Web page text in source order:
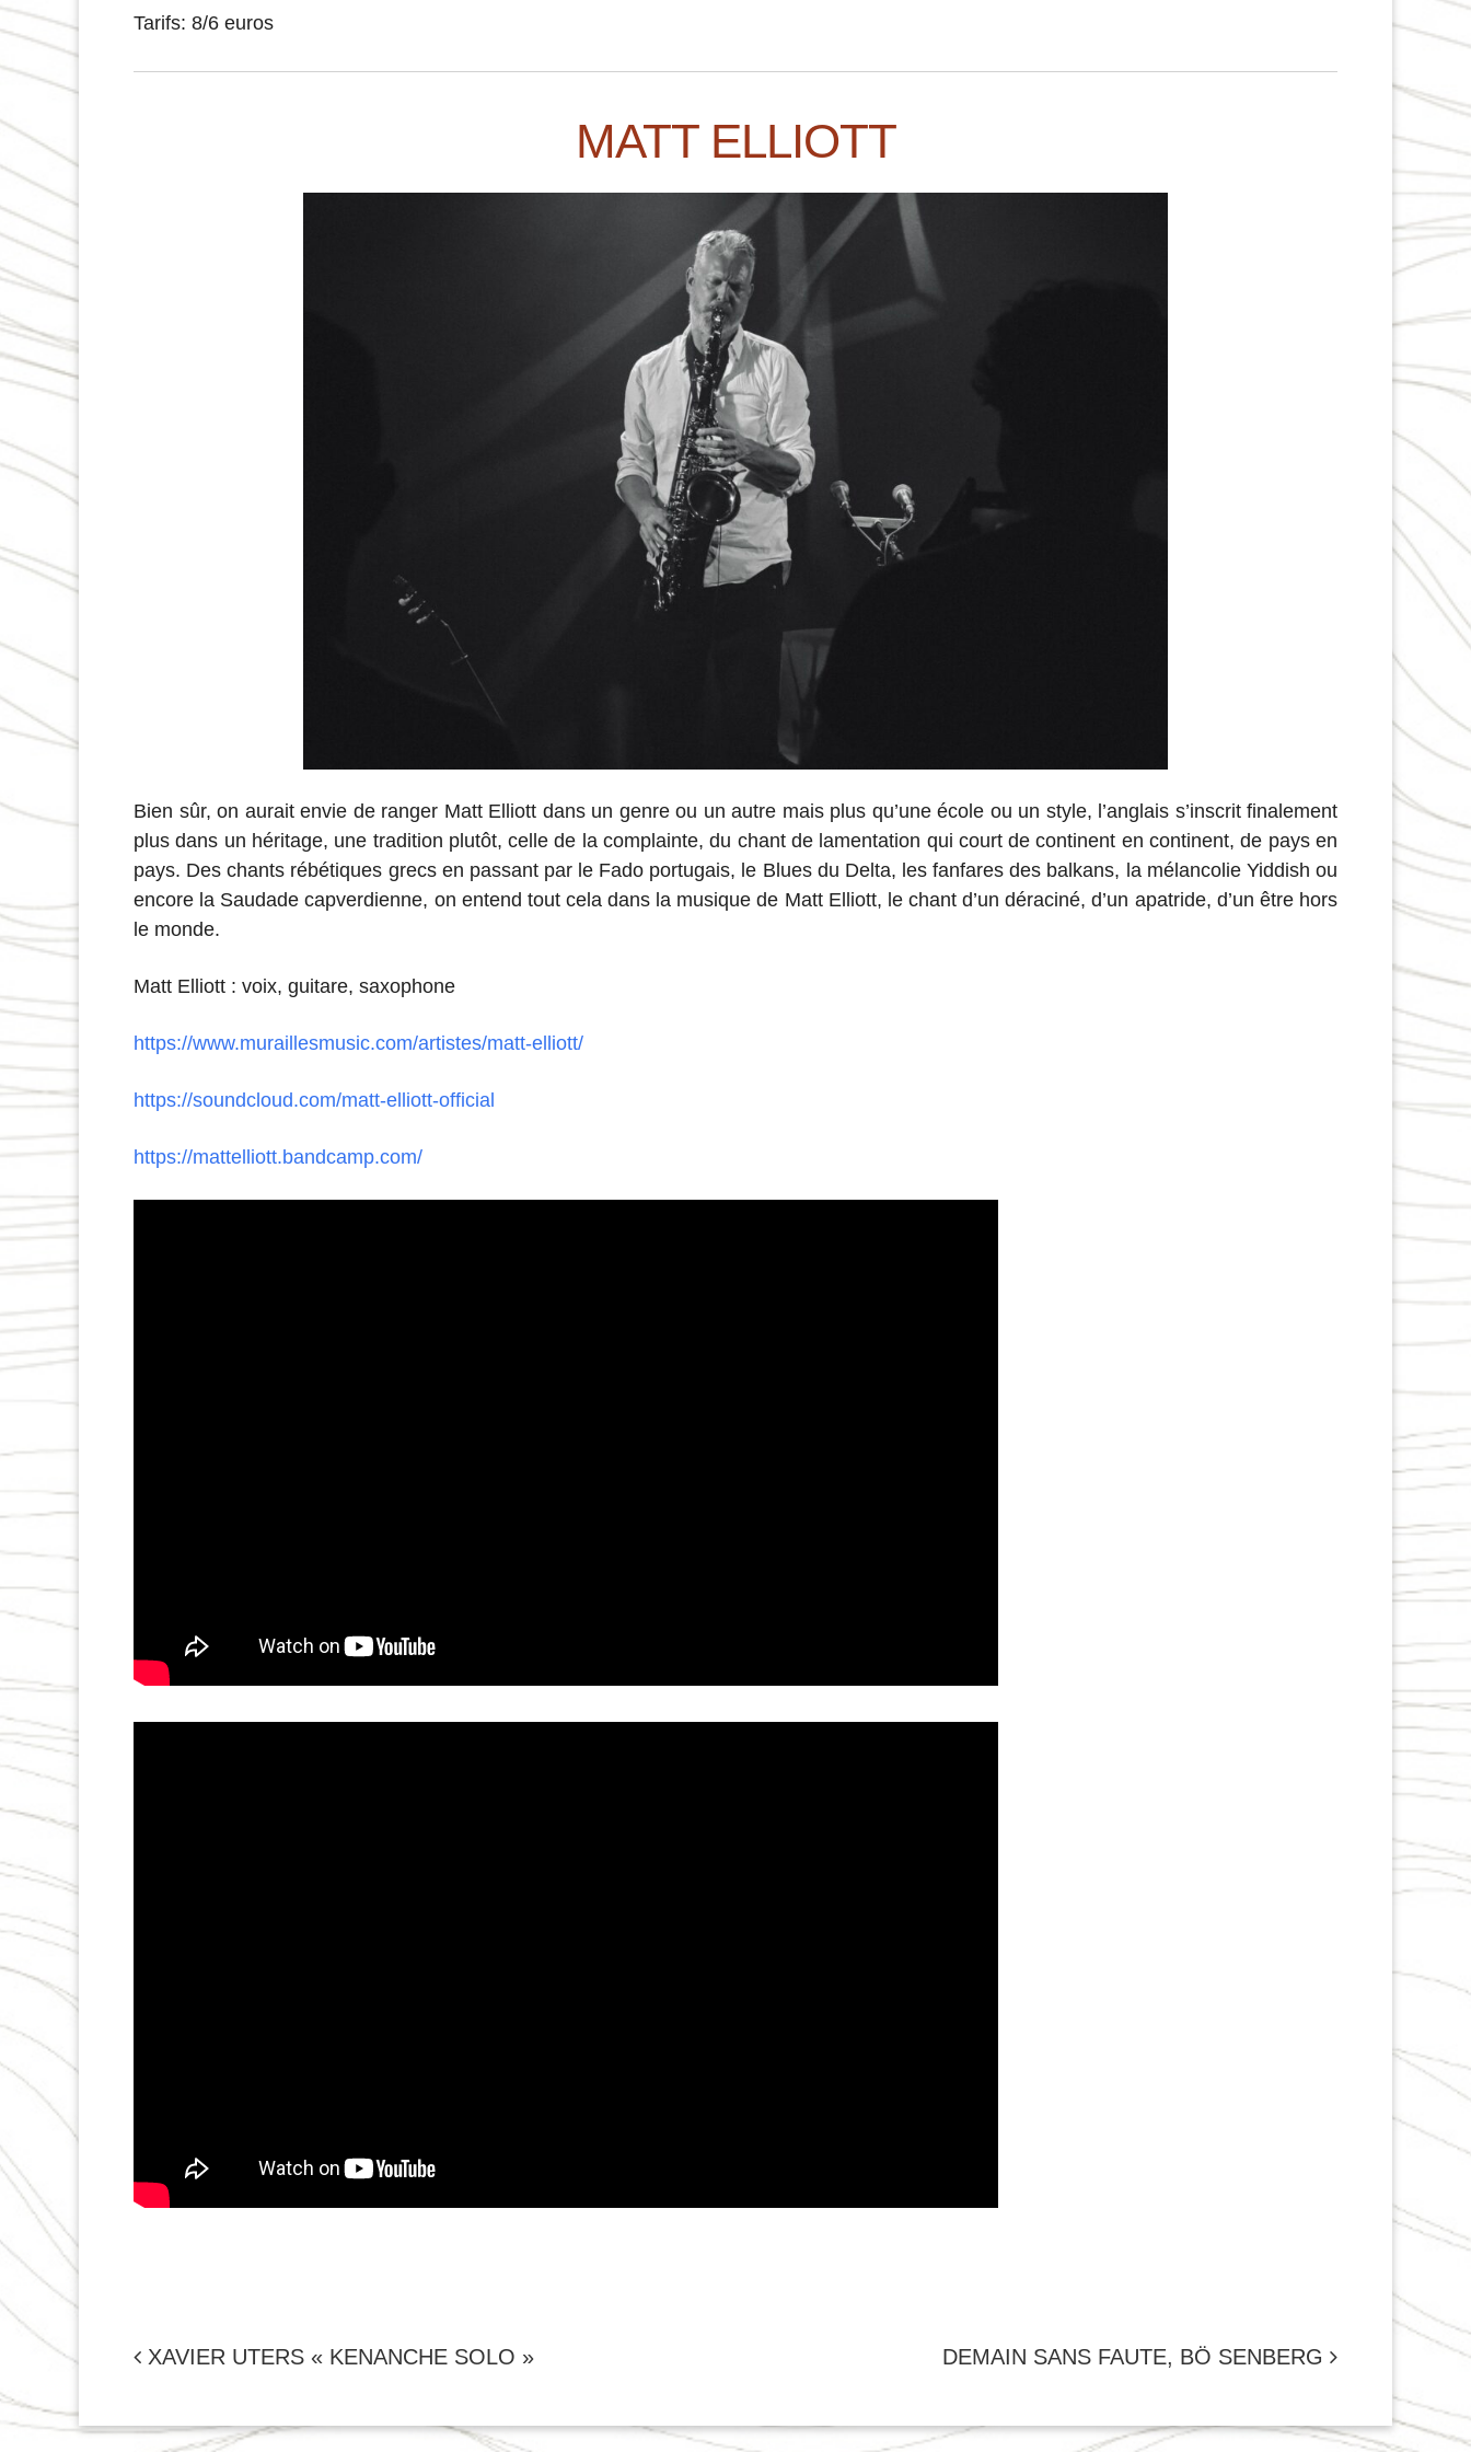
Tarifs: 8/6 euros
MATT ELLIOTT
Bien sûr, on aurait envie de ranger Matt Elliott dans un genre ou un autre mais plus qu’une école ou un style, l’anglais s’inscrit finalement
plus dans un héritage, une tradition plutôt, celle de la complainte, du chant de lamentation qui court de continent en continent, de pays en
pays. Des chants rébétiques grecs en passant par le Fado portugais, le Blues du Delta, les fanfares des balkans, la mélancolie Yiddish ou
encore la Saudade capverdienne, on entend tout cela dans la musique de Matt Elliott, le chant d’un déraciné, d’un apatride, d’un être hors
le monde.
Matt Elliott : voix, guitare, saxophone
https://www.muraillesmusic.com/artistes/matt-elliott/
https://soundcloud.com/matt-elliott-official
https://mattelliott.bandcamp.com/
NAVIGATION
L'ARTICLE
XAVIER UTERS « KENANCHE SOLO » DEMAIN SANS FAUTE, BÖ SENBERG